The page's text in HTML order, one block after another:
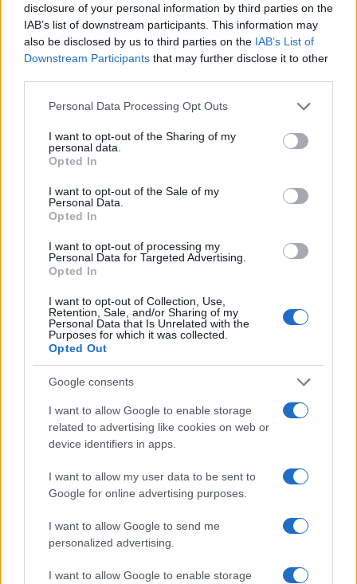
disclosure of your personal information by third parties on the
IAB’s list of downstream participants. This information may
also be disclosed by us to third parties on the IAB’s List of
Downstream Participants that may further disclose it to other
Please note that this website/app uses one or more Google
not limited to your visit or usage behaviour. You may click to
grant or deny consent to Google and its third-party tags to
use your data for below specified purposes in below Google
consent section.
Personal Data Processing Opt Outs
I want to opt-out of the Sharing of my
personal data.
Opted In
I want to opt-out of the Sale of my
Personal Data.
Opted In
I want to opt-out of processing my
Personal Data for Targeted Advertising.
Opted In
I want to opt-out of Collection, Use,
Retention, Sale, and/or Sharing of my
Personal Data that Is Unrelated with the
Purposes for which it was collected.
Opted Out
Google consents
I want to allow Google to enable storage
related to advertising like cookies on web or
device identifiers in apps.
I want to allow my user data to be sent to
Google for online advertising purposes.
I want to allow Google to send me
personalized advertising.
I want to allow Google to enable storage
Continua a leggere
NEWS E ATTUALITÀ
ICA Milano presenta mostre, concerti e letture per
l’autunno 2026